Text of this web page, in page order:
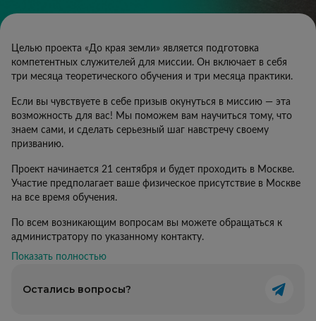
Целью проекта «До края земли» является подготовка
компетентных служителей для миссии. Он включает в себя
три месяца теоретического обучения и три месяца практики.
Если вы чувствуете в себе призыв окунуться в миссию — эта
возможность для вас! Мы поможем вам научиться тому, что
знаем сами, и сделать серьезный шаг навстречу своему
призванию.
Проект начинается 21 сентября и будет проходить в Москве.
Участие предполагает ваше физическое присутствие в Москве
на все время обучения.
По всем возникающим вопросам вы можете обращаться к
администратору по указанному контакту.
Показать полностью
Остались вопросы?